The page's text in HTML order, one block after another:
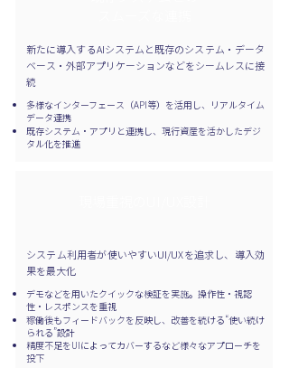
新たに導入するAIシステムと既存のシステム・データ
ベース・外部アプリケーションなどをシームレスに接
続
多様なインターフェース（API等）を活用し、リアルタイム
データ連携
既存システム・アプリと連携し、現行資産を活かしたデジ
タル化を推進
システム利用者が使いやすいUI/UXを追求し、導入効
果を最大化
デモなどを用いたクイックな検証を実施。操作性・視認
性・レスポンスを重視
稼働後もフィードバックを反映し、改善を続ける“使い続け
られる”設計
精度不足をUIによってカバーするなど様々なアプローチを
投下